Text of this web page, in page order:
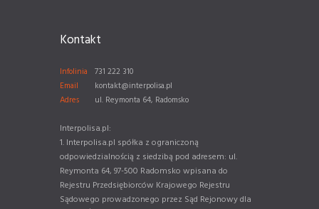
Kontakt
Infolinia
731 222 310
Email
kontakt@interpolisa.pl
Adres
ul. Reymonta 64, Radomsko
Interpolisa.pl:
1. Interpolisa.pl spółka z ograniczoną
odpowiedzialnością z siedzibą pod adresem: ul.
Reymonta 64, 97-500 Radomsko wpisana do
Rejestru Przedsiębiorców Krajowego Rejestru
Sądowego prowadzonego przez Sąd Rejonowy dla